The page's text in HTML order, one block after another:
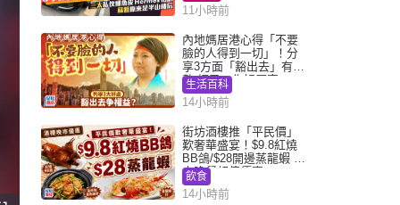
11小時前
內地媽居港心得「不要
臉的人得到一切」！分
享3方面「豁出去」有著
數 網民：你好厲害
生活百科
14小時前
街坊酒樓推「平民價」
歎奢華盛宴！$9.8紅燒
BB鴿/$28開邊蒸龍蝦 3
大晚餐超值優惠
飲食
14小時前